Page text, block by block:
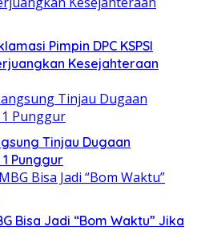
Pimpin DPC KSPSI
Kesejahteraan
Tinjau Dugaan
Punggur
Bisa Jadi “Bom Waktu” Jika